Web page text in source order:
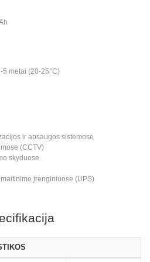
5 metai (20-25°C)
ir apsaugos sistemose
(CCTV)
skyduose
įrenginiuose (UPS)